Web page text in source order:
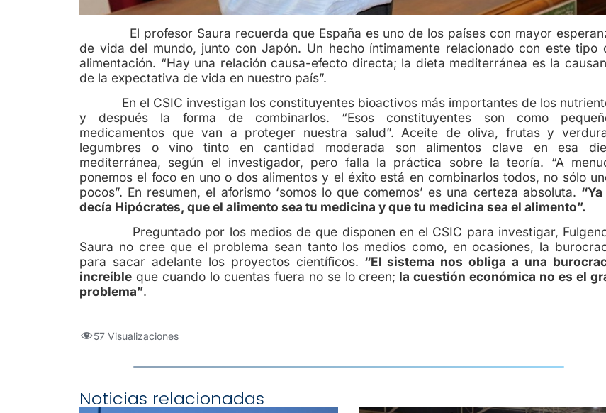
El profesor Saura recuerda que España es uno de los países con mayor
de vida del mundo, junto con Japón. Un hecho íntimamente relacionado con este tipo
alimentación. “Hay una relación causa-efecto directa; la dieta mediterránea es la
de la expectativa de vida en nuestro país”.
En el CSIC investigan los constituyentes bioactivos más importantes de los
y después la forma de combinarlos. “Esos constituyentes son como
medicamentos que van a proteger nuestra salud”. Aceite de oliva, frutas y
legumbres o vino tinto en cantidad moderada son alimentos clave en esa
mediterránea, según el investigador, pero falla la práctica sobre la teoría. “A
ponemos el foco en uno o dos alimentos y el éxito está en combinarlos todos, no sólo
pocos”. En resumen, el aforismo ‘somos lo que comemos’ es una certeza absoluta.
decía Hipócrates, que el alimento sea tu medicina y que tu medicina sea el alimento”.
Preguntado por los medios de que disponen en el CSIC para investigar,
Saura no cree que el problema sean tanto los medios como, en ocasiones, la
para sacar adelante los proyectos científicos. “El sistema nos obliga a una
increíble que cuando lo cuentas fuera no se lo creen; la cuestión económica no es el
problema”.
57 Visualizaciones
Noticias relacionadas